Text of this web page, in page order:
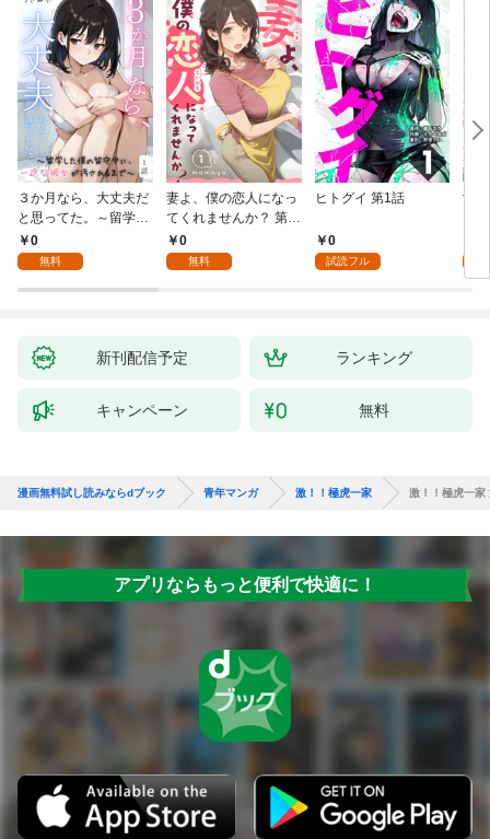
３か月なら、大丈夫だ
と思ってた。～留学し
た僕の留守中に、一途
な彼女が汚されるまで
0
無料
妻よ、僕の恋人になっ
てくれませんか？ 第1
話0
無料
ヒトグイ 第1話
0
試読フル
世
新刊配信予定 ランキング
キャンペーン 無料
漫画無料試し読みならdブック 青年マンガ 激！！極虎一家 激！！極虎一家
アプリならもっと便利で快適に！